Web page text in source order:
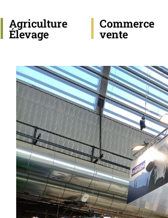
Agriculture
Élevage
Commerce
vente